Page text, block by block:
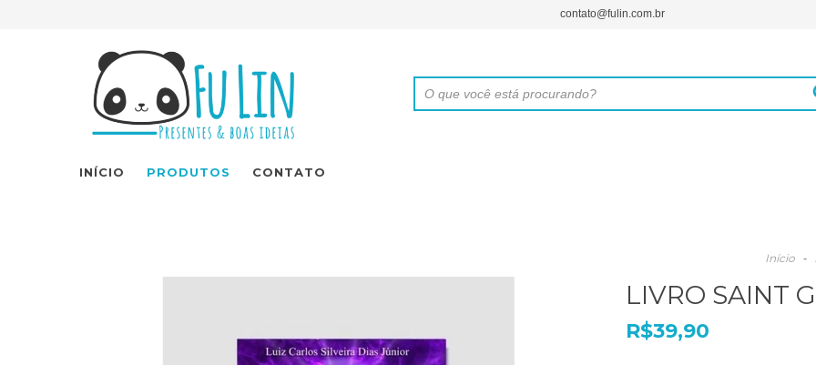
contato@fulin.com.br
INÍCIO PRODUTOS CONTATO
Início -
LIVRO SAINT
R$39,90